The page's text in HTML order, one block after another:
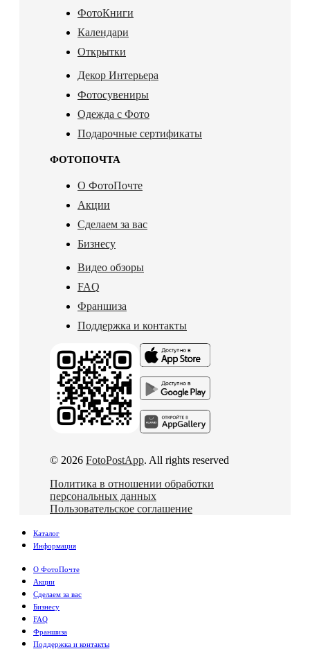
ФотоКниги
Календари
Открытки
Декор Интерьера
Фотосувениры
Одежда с Фото
Подарочные сертификаты
ФОТОПОЧТА
О ФотоПочте
Акции
Сделаем за вас
Бизнесу
Видео обзоры
FAQ
Франшиза
Поддержка и контакты
© 2026 FotoPostApp. All rights reserved
Политика в отношении обработки
персональных данных
Пользовательское соглашение
Каталог
Информация
О ФотоПочте
Акции
Сделаем за вас
Бизнесу
FAQ
Франшиза
Поддержка и контакты